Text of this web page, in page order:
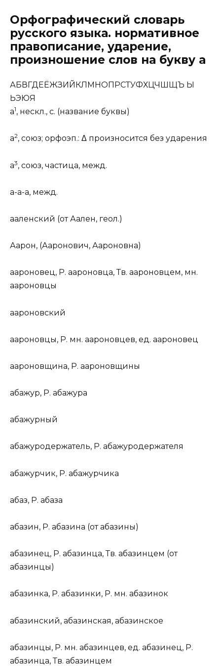
Орфографический словарь
русского языка. нормативное
правописание, ударение,
произношение слов на букву а
АБ В ГД Е ЁЖЗ И Й КЛ М НО П РСТУФХЦЧ Ш ЩЪ Ы
ЬЭ ЮЯ
а1, нескл., с. (название буквы)
а2, союз; орфоэп.: Δ произносится без ударения
а3, союз, частица, межд.
а-а-а, межд.
ааленский (отАален, геол.)
Аарон, (Ааронович, Аароновна)
аароновец, Р. аароновца,Тв. аароновцем, мн.
аароновцы
аароновский
аароновцы, Р. мн. аароновцев, ед. аароновец
аароновщина, Р. аароновщины
абажур, Р. абажура
абажурный
абажуродержатель, Р. абажуродержателя
абажурчик, Р. абажурчика
абаз, Р. абаза
абазин, Р. абазина (отабазины)
абазинец, Р. абазинца,Тв. абазинцем (от
абазинцы)
абазинка, Р. абазинки, Р. мн. абазинок
абазинский, абазинская, абазинское
абазинцы, Р. мн. абазинцев, ед. абазинец, Р.
абазинца,Тв. абазинцем